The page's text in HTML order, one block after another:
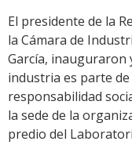
El presidente de la
la Cámara de
García, inauguraron
industria es parte
responsabilidad
la sede de la
predio del